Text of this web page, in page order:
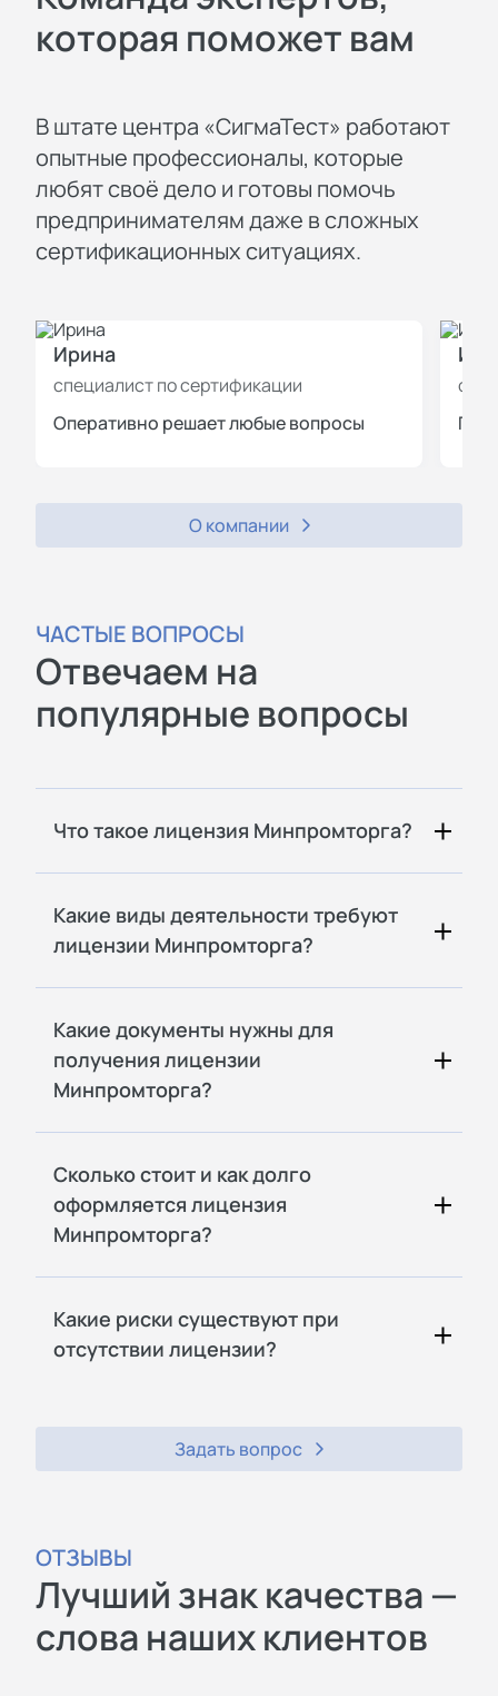
которая поможет вам
В штате центра «СигмаТест» работают
опытные профессионалы, которые
любят своё дело и готовы помочь
предпринимателям даже в сложных
сертификационных ситуациях.
Ирина
специалист по сертификации
Оперативно решает любые вопросы
О компании
ЧАСТЫЕ ВОПРОСЫ
Отвечаем на
популярные вопросы
Что такое лицензия Минпромторга?
Какие виды деятельности требуют
лицензии Минпромторга?
Какие документы нужны для
получения лицензии
Минпромторга?
Сколько стоит и как долго
оформляется лицензия
Минпромторга?
Какие риски существуют при
отсутствии лицензии?
Задать вопрос
ОТЗЫВЫ
Лучший знак качества —
слова наших клиентов